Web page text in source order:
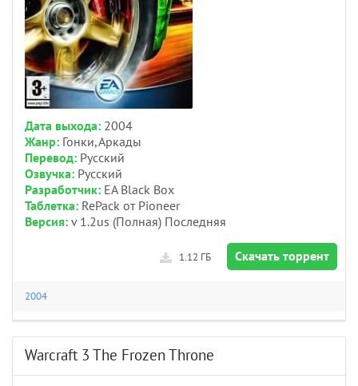
Дата выхода: 2004
Жанр: Гонки, Аркады
Перевод: Русский
Озвучка: Русский
Разработчик: EA Black Box
Таблетка: RePack от Pioneer
Версия: v 1.2us (Полная) Последняя
Скачать торрент
1.12 ГБ
2004
Warcraft 3 The Frozen Throne